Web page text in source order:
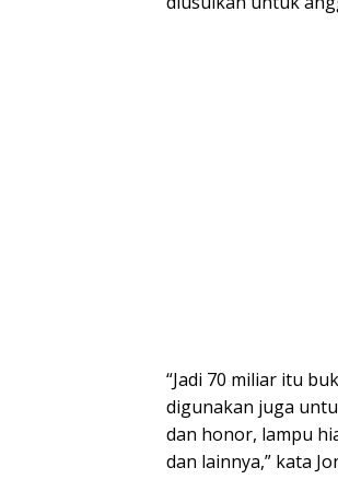
“Jadi 70 miliar itu
digunakan juga
dan honor, lampu
dan lainnya,” kata